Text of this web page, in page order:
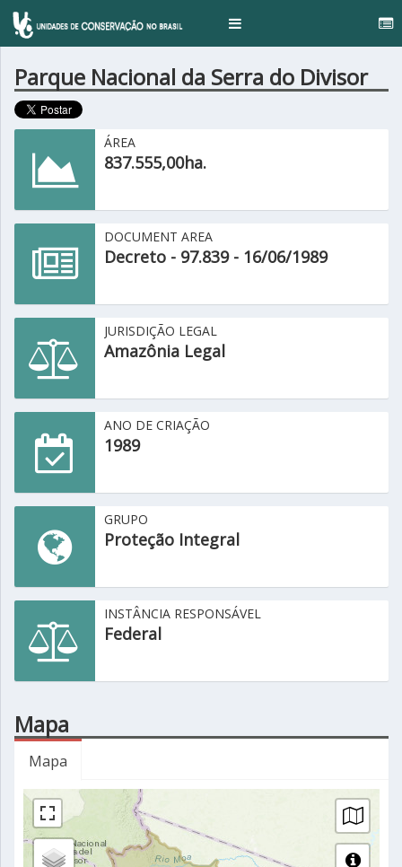
Toggle
Parque Nacional da Serra do Divisor
ÁREA
837.555,00ha.
DOCUMENT AREA
Decreto - 97.839 - 16/06/1989
JURISDIÇÃO LEGAL
Amazônia Legal
ANO DE CRIAÇÃO
1989
GRUPO
Proteção Integral
INSTÂNCIA RESPONSÁVEL
Federal
Mapa
Mapa